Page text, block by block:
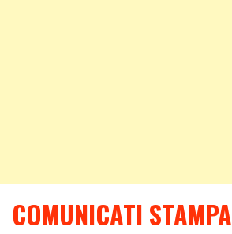
COMUNICATI STAMPA